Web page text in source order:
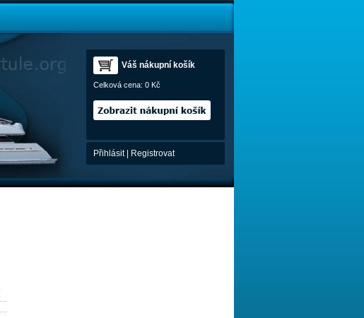
Váš nákupní košík
Celková cena: 0 Kč
Přihlásit| Registrovat